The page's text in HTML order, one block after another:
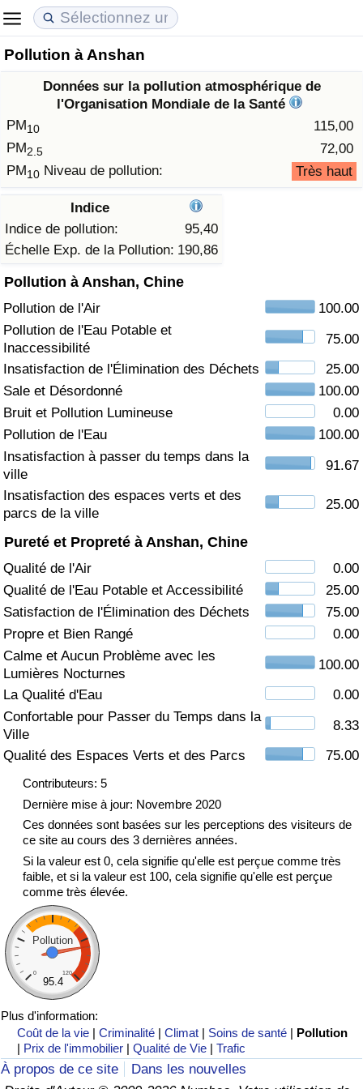
Pollution à Anshan
Données sur la pollution atmosphérique de
l'Organisation Mondiale de la Santé
PM10
115,00
PM2.5
72,00
PM10 Niveau de pollution: Très haut
Indice
Indice de pollution:
95,40
Échelle Exp. de la Pollution: 190,86
Pollution à Anshan, Chine
Pollution de l'Air
100.00
Pollution de l'Eau Potable et
Inaccessibilité
75.00
Insatisfaction de l'Élimination des Déchets
25.00
Sale et Désordonné
100.00
Bruit et Pollution Lumineuse
0.00
Pollution de l'Eau
100.00
Insatisfaction à passer du temps dans la
ville
91.67
Insatisfaction des espaces verts et des
parcs de la ville
25.00
Pureté et Propreté à Anshan, Chine
Qualité de l'Air
0.00
Qualité de l'Eau Potable et Accessibilité
25.00
Satisfaction de l'Élimination des Déchets
75.00
Propre et Bien Rangé
0.00
Calme et Aucun Problème avec les
Lumières Nocturnes
100.00
La Qualité d'Eau
0.00
Confortable pour Passer du Temps dans la
Ville
8.33
Qualité des Espaces Verts et des Parcs
75.00
Contributeurs: 5
Dernière mise à jour: Novembre 2020
Ces données sont basées sur les perceptions des visiteurs de
ce site au cours des 3 dernières années.
Si la valeur est 0, cela signifie qu'elle est perçue comme très
faible, et si la valeur est 100, cela signifie qu'elle est perçue
comme très élevée.
Pollution
0 120
95.4
Plus d'information:
Coût de la vie |Criminalité |Climat | Soins de santé | Pollution
| Prix de l'immobilier |Qualité de Vie |Trafic
À propos de ce site
Dans les nouvelles
Coût de la vie
Indice du Coût de la Vie (Actuel)
Indice du Coût de la Vie
à Akaba
Prix de l'immobilier
Indice des Prix de l'immobilier (Actuel)
Indice des Prix de l'immobilier
Qualité de Vie
Indice de Qualité de Vie
Indice de Qualité de Vie (Actuel)
Criminalité
Indice de Criminalité (Actuel)
Indice de Criminalité
Indice de criminalité par pays
Soins de santé
Indice des soins de santé (Actuel)
Indice des soins de santé
Indice des soins de santé par Pays
Indice de Pollution (Actuel)
Indice de pollution
Indice de Pollution par Pays
Trafic
Indice de Trafic
Indice de Trafic (Actuel)
Indice de Trafic par Pays